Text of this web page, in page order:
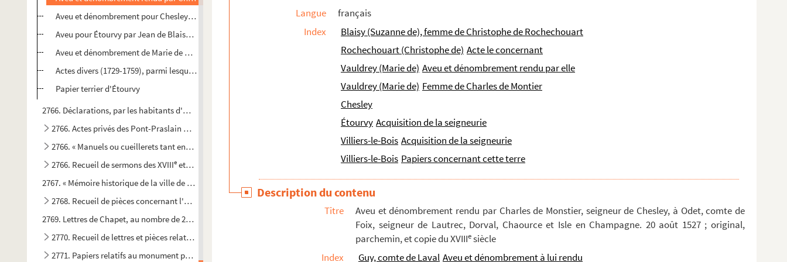
Aveu et dénombrement pour Chesley, Étourvy, Villiers-le-Bois et Cussangy, par Marie-François et Char...
Aveu pour Étourvy par Jean de Blaisy à Philippe le Hardi, duc de Bourgogne. 24 octobre 1395
Aveu et dénombrement de Marie de Vauldrey, veuve de Charles de Monstier, bailli et gruyer de Chaourc...
Actes divers (1729-1759), parmi lesquels on remarque le suivant : Transaction entre Anne-Hérard de L...
Papier terrier d'Étourvy
2766. Déclarations, par les habitants d'Étourvy, de tous les héritages par eux possédés sur le finage et e...
2766. Actes privés des Pont-Praslain et des La Magdelaine-Ragny (1729 et 1734)
2766. « Manuels ou cueillerets tant en argent qu'en grains dûs par les habitants d'Étourvy » (1714-1782)
2766. Recueil de sermons des XVIIIe et XIX
2767. « Mémoire historique de la ville de Ponts-sur-Seine, présente à S. R. A. Mgr le prince Xavier, duc d...
2768. Recueil de pièces concernant l'histoire de Troyes, de Thennelières, de Laubressel, de Belley, etc.
2769. Lettres de Chapet, au nombre de 201, adressées à Jourdain, d'Ervy, la plupart datées d'Auxerre (1820...
2770. Recueil de lettres et pièces relatives à l'histoire de Troyes, du XVI
2771. Papiers relatifs au monument projeté en l'honneur du pape Urbain IV. 1868
Langue
français
Index
Blaisy (Suzanne de), femme de Christophe de Rochechouart
Rochechouart (Christophe de) Acte le concernant
Vauldrey (Marie de) Aveu et dénombrement rendu par elle
Vauldrey (Marie de) Femme de Charles de Montier
Chesley
Étourvy Acquisition de la seigneurie
Villiers-le-Bois Acquisition de la seigneurie
Villiers-le-Bois Papiers concernant cette terre
Description du contenu
Titre
Aveu et dénombrement rendu par Charles de Monstier, seigneur de Chesley, à Odet, comte de
Foix, seigneur de Lautrec, Dorval, Chaource et Isle en Champagne. 20 août 1527 ; original,
parchemin, et copie du XVIIIesiècle
Index
Guy, comte de Laval Aveu et dénombrement à lui rendu